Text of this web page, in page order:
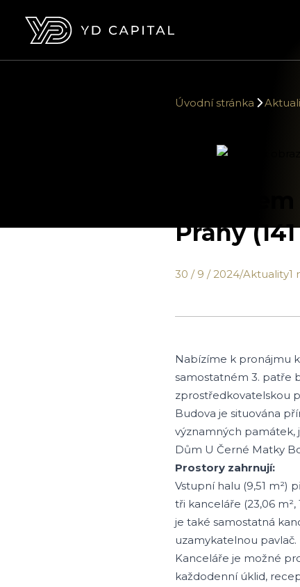
Úvodní stránka
Prahy
30 / 9 / 2024/Aktuality1
Nabízíme k pronájmu
samostatném 3. patře
zprostředkovatelskou
Budova je situována
významných památek,
Dům U Černé Matky
Prostory zahrnují:
Vstupní halu (9,51 m²)
tři kanceláře (23,06
je také samostatná
uzamykatelnou pavlač.
Kanceláře je možné
každodenní úklid,